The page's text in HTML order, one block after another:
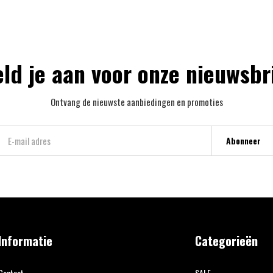
je aan voor onze
Ontvang de nieuwste aanbiedingen en promoties
Abonneer
Categorieën